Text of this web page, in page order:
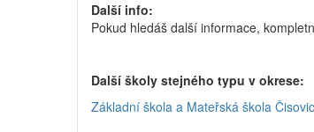
Další info:
Pokud hledáš další informace,
Další školy stejného typu v okrese:
Základní škola a Mateřská škola